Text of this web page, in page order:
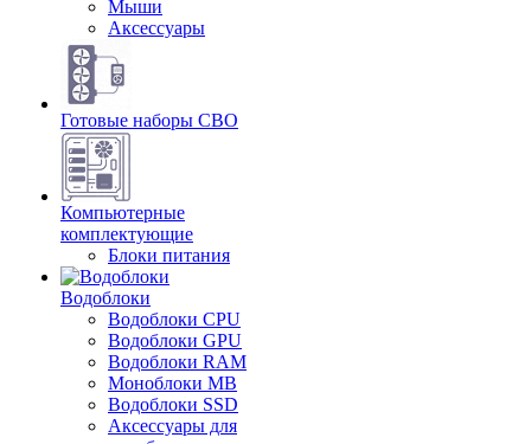
Мыши
Аксессуары
Готовые наборы СВО
Компьютерные
комплектующие
Блоки питания
Водоблоки
Водоблоки CPU
Водоблоки GPU
Водоблоки RAM
Моноблоки MB
Водоблоки SSD
Аксессуары для